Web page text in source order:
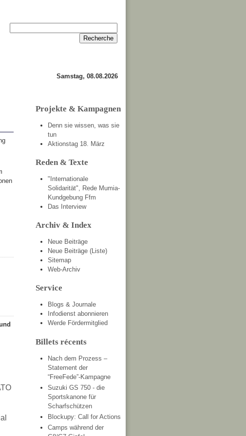
Samstag, 08.08.2026
Projekte & Kampagnen
Denn sie wissen, was sie
tun
Aktionstag 18. März
Reden & Texte
"Internationale
Solidarität", Rede Mumia-
Kundgebung Ffm
Das Interview
Archiv & Index
Neue Beiträge
Neue Beiträge (Liste)
Sitemap
Web-Archiv
Service
Blogs & Journale
Infodienst abonnieren
Werde Fördermitglied
Billets récents
Nach dem Prozess –
Statement der
“FreeFede”-Kampagne
Suzuki GS 750 - die
Sportskanone für
Scharfschützen
Blockupy: Call for Actions
Camps während der